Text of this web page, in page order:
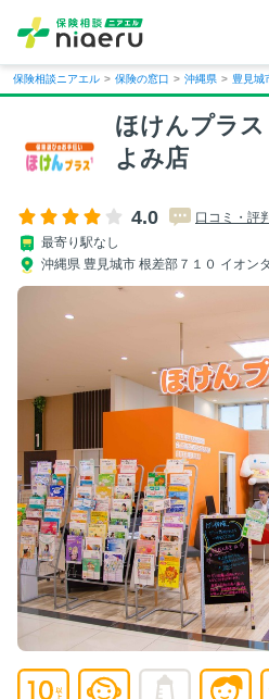
保険相談ニアエル > 保険の窓口 > 沖縄県 > 豊見城
ほけんプラ
よみ店
4.0
口コミ・評
最寄り駅なし
沖縄県 豊見城市 根差部７１０ イオン